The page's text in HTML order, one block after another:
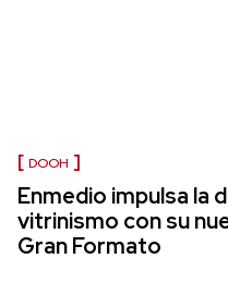
DOOH
Enmedio impulsa la
vitrinismo con su
Gran Formato